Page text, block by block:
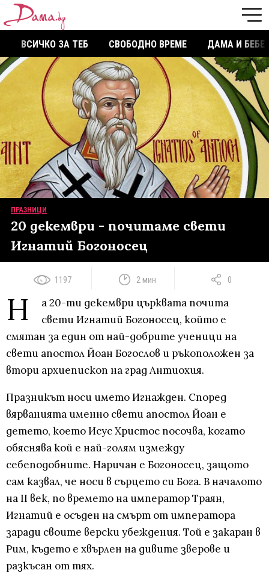
ВСИЧКО ЗА ТЕБ СВОБОДНО ВРЕМЕ ДАМА И БЕБЕ
ПРАЗНИЦИ
20 декември - почитаме свети
Игнатий Богоносец
1197 2 мин 0
Н
а 20-ти декември църквата почита
свети Игнатий Богоносец, който е
смятан за един от най-добрите ученици на
свети апостол Йоан Богослов и ръкоположен за
втори архиепископ на град Антиохия.
Празникът носи името Игнажден. Според
вярванията именно свети апостол Йоан е
детето, което Исус Христос посочва, когато
обяснява кой е най-голям измежду
себеподобните. Наричан е Богоносец, защото
сам казвал, че носи в сърцето си Бога. В началото
на II век, по времето на император Траян,
Игнатий е осъден на смърт от императора
заради своите верски убеждения. Той е закаран в
Рим, където е хвърлен на дивите зверове и
разкъсан от тях.